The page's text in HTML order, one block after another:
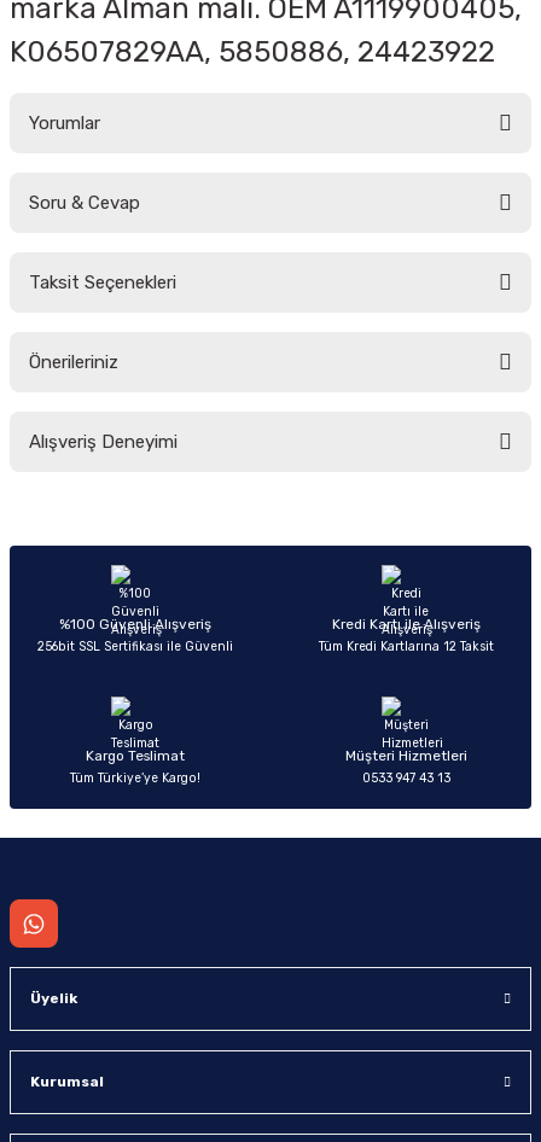
marka Alman malı. OEM A1119900405,
K06507829AA, 5850886, 24423922
Yorumlar
Soru & Cevap
Taksit Seçenekleri
Önerileriniz
yetersiz gördüğünüz noktaları öneri formunu kullanarak tarafımıza
Ürün açıklamasında eksik bilgiler bulunuyor.
Ürün bilgilerinde hatalar bulunuyor.
Ürün fiyatı diğer sitelerden daha pahalı.
Alışveriş Deneyimi
Sitemize ilk yorumu siz yapın!
%100 Güvenli Alışveriş
256bit SSL Sertifikası ile Güvenli
Kredi Kartı ile Alışveriş
Tüm Kredi Kartlarına 12 Taksit
Kargo Teslimat
Tüm Türkiye’ye Kargo!
Müşteri Hizmetleri
0533 947 43 13
Üyelik
Kurumsal